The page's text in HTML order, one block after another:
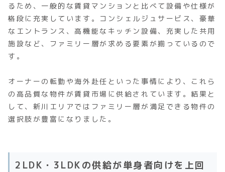
るため、一般的な賃貸マンションと比べて設備や仕様が
格段に充実しています。コンシェルジュサービス、豪華
なエントランス、高機能なキッチン設備、充実した共用
施設など、ファミリー層が求める要素が揃っているので
す。
オーナーの転勤や海外赴任といった事情により、これら
の高品質な物件が賃貸市場に供給されています。結果と
して、新川エリアではファミリー層が満足できる物件の
選択肢が豊富になりました。
2LDK・3LDKの供給が単身者向けを上回